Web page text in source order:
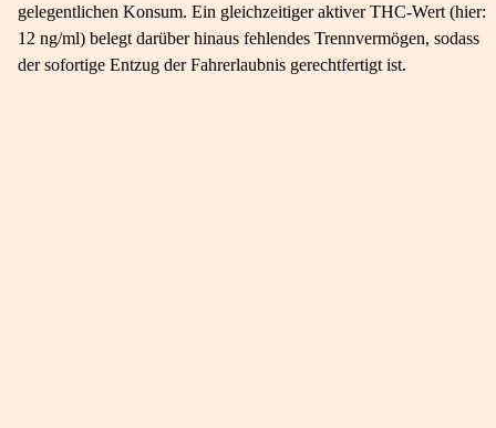
gelegentlichen Konsum. Ein gleichzeitiger aktiver THC-Wert (hier:
12 ng/ml) belegt darüber hinaus fehlendes Trennvermögen, sodass
der sofortige Entzug der Fahrerlaubnis gerechtfertigt ist.